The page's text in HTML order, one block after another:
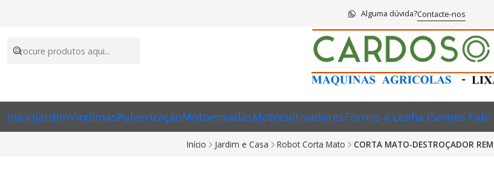
InicioJardimVindimasPulverizaçãoMotoenxadasMotocultivadoresFornos a Lenha (Somos
Alguma dúvida?Contacte-nos
Início Jardim e Casa Robot Corta Mato CORTA MATO-DESTROÇADOR